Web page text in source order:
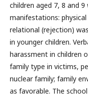
children aged 7, 8 and
manifestations:
relational (rejection)
in younger children.
harassment in children
family type in victims,
nuclear family; family
as favorable. The